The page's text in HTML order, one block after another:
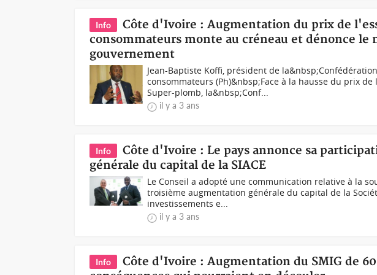
Info
Côte d'Ivoire : Augmentation du prix de
consommateurs monte au créneau et dénonce le
gouvernement
Jean-Baptiste Koffi, président de
consommateurs (Ph)&nbsp;Face à la hausse du prix
Super-plomb, la&nbsp;Conf...
il y a 3 ans
Info
Côte d'Ivoire : Le pays annonce sa
générale du capital de la SIACE
Le Conseil a adopté une communication relative à la
troisième augmentation générale du capital de la
investissements e...
il y a 3 ans
Info
Côte d'Ivoire : Augmentation du SMIG de